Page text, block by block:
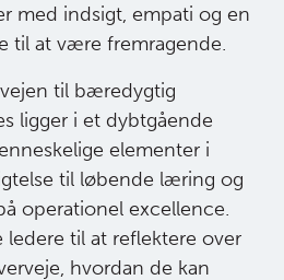
med indsigt, empati og en
til at være fremragende.
til bæredygtig
ligger i et dybtgående
elementer i
til løbende læring og
operationel excellence.
til at reflektere over
hvordan de kan